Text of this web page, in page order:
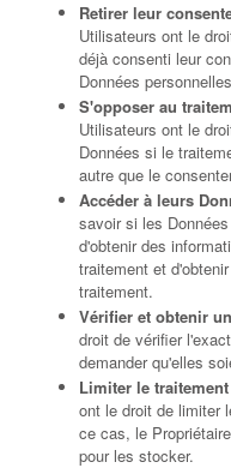
Retirer leur
Utilisateurs ont le
déjà consenti leur
Données
S'opposer au
Utilisateurs ont le
Données si le
autre que le
Accéder à leurs
savoir si les
d'obtenir des
traitement et
traitement.
Vérifier et obtenir
droit de vérifier
demander qu'elles
Limiter le
ont le droit de limiter
ce cas, le
pour les stocker.